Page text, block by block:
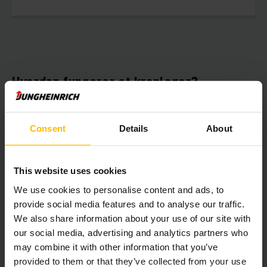
Consent Details About
This website uses cookies
We use cookies to personalise content and ads, to
provide social media features and to analyse our traffic.
We also share information about your use of our site with
our social media, advertising and analytics partners who
may combine it with other information that you’ve
provided to them or that they’ve collected from your use
Hvordan fungerer et kranlager?
Et kranlager består av kraner, reoler, transportbånd og
Controlling System). WCS-et vil kommunisere med WMS-et,
altså administrasjonsverktøyet for lagerløsningen. I tillegg
grensesnitt mot dem som kommer med truck. Kranlager
bygges gjerne for homogene EUR-paller, med definerte
parametere for høyde, bredde, dybde og vekt. Alle paller
sjekkes av systemet før de plasseres. Da sjekkes pallens
vekt, om produktet står riktig på pallen etc. Avviker pallen
fra fastsatte kriterier blir den avvist og må håndteres
manuelt.